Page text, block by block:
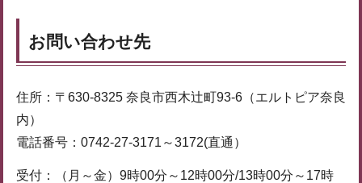
お問い合わせ先
住所：〒630-8325 奈良市西木辻町93-6（エルトピア奈良
内）
電話番号：0742-27-3171～3172(直通）
受付：（月～金）9時00分～12時00分/13時00分～17時